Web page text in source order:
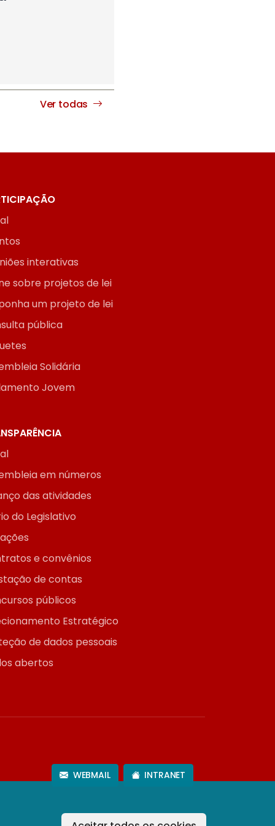
Ver todas
interativas
sobre projetos de lei
um projeto de lei
pública
Solidária
Jovem
em números
das atividades
do Legislativo
e convênios
de contas
públicos
Estratégico
de dados pessoais
abertos
WEBMAIL INTRANET